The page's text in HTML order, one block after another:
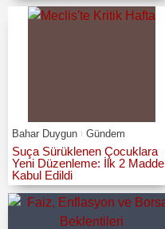
Bahar Duygun Gündem
Suça Sürüklenen Çocuklara
Yeni Düzenleme: İlk 2 Madde
Kabul Edildi